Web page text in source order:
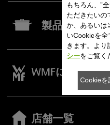
製品一覧
WMFについて
店舗一覧
もちろん、”
ただきたいの
か、あるいは
いCookieを
きます。より
シーをご覧く
Cookieを